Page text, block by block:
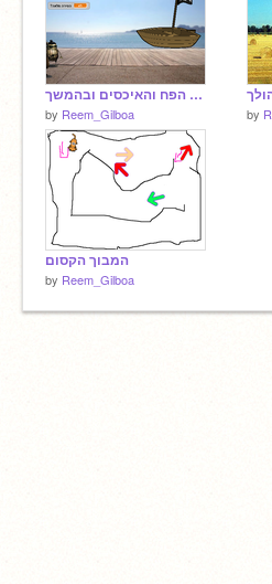
משחק שבהתחלה הם לא מכירים ,איש הפח והאיכסים ובהמשך
by Reem_Gilboa by
המבוך הקסום
by Reem_Gilboa